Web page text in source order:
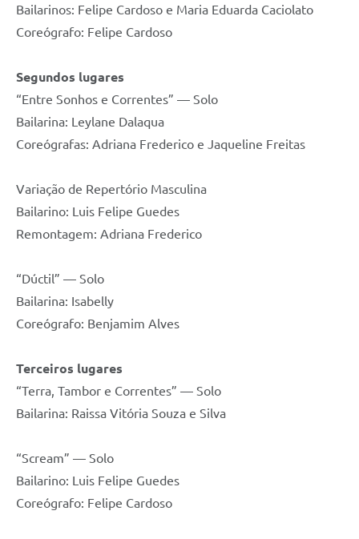
Bailarinos: Felipe Cardoso e Maria Eduarda Caciolato
Coreógrafo: Felipe Cardoso
Segundos lugares
“Entre Sonhos e Correntes” — Solo
Bailarina: Leylane Dalaqua
Coreógrafas: Adriana Frederico e Jaqueline Freitas
Variação de Repertório Masculina
Bailarino: Luis Felipe Guedes
Remontagem: Adriana Frederico
“Dúctil” — Solo
Bailarina: Isabelly
Coreógrafo: Benjamim Alves
Terceiros lugares
“Terra, Tambor e Correntes” — Solo
Bailarina: Raissa Vitória Souza e Silva
“Scream” — Solo
Bailarino: Luis Felipe Guedes
Coreógrafo: Felipe Cardoso